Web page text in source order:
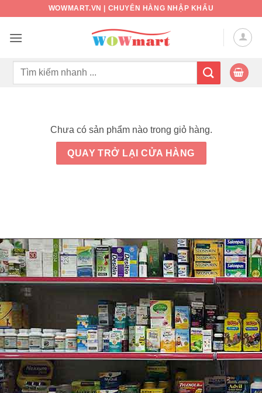
nội
WOWMART.VN | CHUYÊN HÀNG NHẬP KHẨU
Tìm
Chưa có sản phẩm nào trong giỏ hàng.
QUAY TRỞ LẠI CỬA HÀNG